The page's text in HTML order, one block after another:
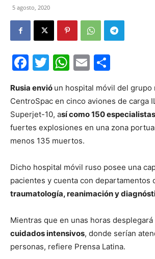
5 agosto, 2020
Facebook
Twitter
WhatsApp
Email
Rusia envió un hospital móvil del grupo
CentroSpac en cinco aviones de carga
Superjet-10, así como 150
fuertes explosiones en una zona
menos 135 muertos.
Dicho hospital móvil ruso posee una
pacientes y cuenta con departamentos
traumatología, reanimación y
Mientras que en unas horas
cuidados intensivos, donde serían
personas, refiere Prensa Latina.